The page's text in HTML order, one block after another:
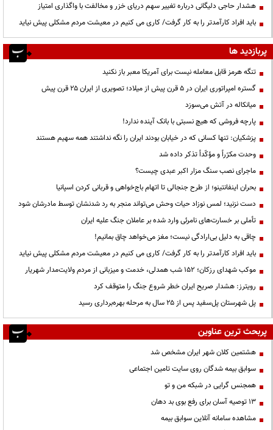
هشدار حاجی دلیگانی درباره تغییر سهم دریای خزر و مخالفت با واگذاری امتیاز
باید افراد کارآمدتر را به کار گرفت/ کاری می کنیم در معیشت مردم مشکلی پیش نیاید
پربازدید ها
تنگه هرمز قابل معامله نیست برای آمریکا معبر باز نکنید
گستره امپراتوری ایران در ۵ قرن پیش از میلاد؛ تصویری از ایران ۲۵ قرن پیش
میانکاله در آتش می‌سوزد
پارچه فروشی که هیچ نسبتی با بانک آینده ندارد!
پزشکیان: تنها کسانی که در خیابان بودند ایران را نگه نداشتند همه سهیم هستند
وحدت مکرّراً و مؤکّداً تذکر داده شد
ماجرای نصب سنگ مزار اکبر عبدی چیست؟
بحران اینفانتینو؛ از طرح جنجالی تا اتهام باج‌خواهی و قربانی کردن اسپانیا
دست نزنید؛ لمس نوزاد حیات وحش می‌تواند منجر به رد شدنشان توسط مادرشان شود
تأملی بر خسارت‌های نامرئی وارد شده بر عاملان جنگ علیه ایران
چاقی به دلیل بی‌ارادگی نیست؛ مغز می‌خواهد چاق بمانیم!
باید افراد کارآمدتر را به کار گرفت/ کاری می کنیم در معیشت مردم مشکلی پیش نیاید
موکب شهدای رزکان؛ ۱۵۲ شب همدلی، خدمت و میزبانی از مردم ولایت‌مدار شهریار
رویترز: هشدار صریح ایران خطر شروع جنگ را متوقف کرد
پل شهرستان پل‌سفید پس از ۲۵ سال به مرحله بهره‌برداری رسید
پربحث ترین عناوین
هشتمین کلان شهر ایران مشخص شد
سوابق بیمه شدگان روی سایت تامین اجتماعی
همجنس گرایی در شبکه من و تو
13 توصیه آسان برای رفع بوی بد دهان
مشاهده سامانه آنلاين سوابق بیمه